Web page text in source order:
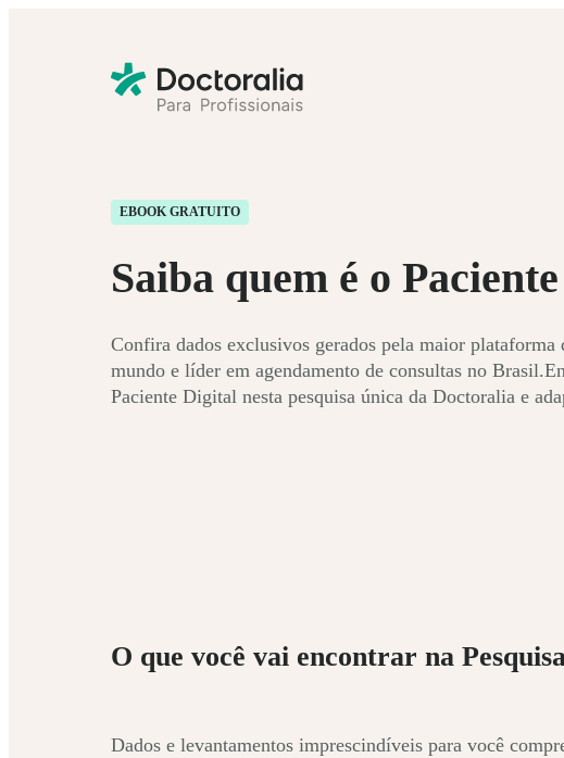
EBOOK GRATUITO
Saiba quem é o
Confira dados exclusivos gerados pela maior plataforma
mundo e líder em agendamento de consultas no
Paciente Digital nesta pesquisa única da Doctoralia e
O que você vai encontrar na
Dados e levantamentos imprescindíveis para você